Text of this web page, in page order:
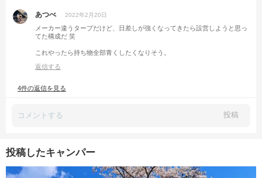
あつべ 2022年2月20日
メーカー違うタープだけど、日差しが強くなってきたら設営しようと思っ
てた構成だ 笑
これやったら持ち物全部青くしたくなりそう。
返信する
4件の返信を見る
投稿
投稿したキャンパー